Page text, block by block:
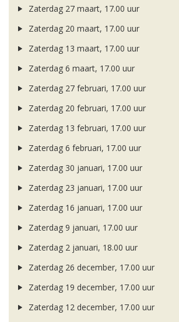
Zaterdag 27 maart, 17.00 uur
Zaterdag 20 maart, 17.00 uur
Zaterdag 13 maart, 17.00 uur
Zaterdag 6 maart, 17.00 uur
Zaterdag 27 februari, 17.00 uur
Zaterdag 20 februari, 17.00 uur
Zaterdag 13 februari, 17.00 uur
Zaterdag 6 februari, 17.00 uur
Zaterdag 30 januari, 17.00 uur
Zaterdag 23 januari, 17.00 uur
Zaterdag 16 januari, 17.00 uur
Zaterdag 9 januari, 17.00 uur
Zaterdag 2 januari, 18.00 uur
Zaterdag 26 december, 17.00 uur
Zaterdag 19 december, 17.00 uur
Zaterdag 12 december, 17.00 uur